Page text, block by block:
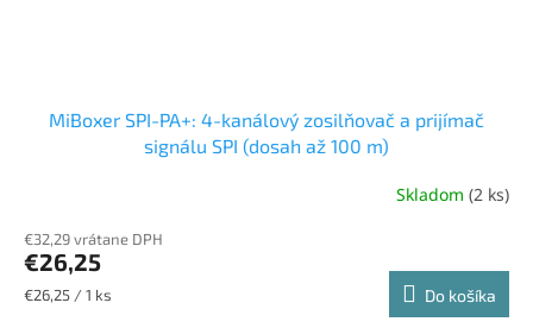
MiBoxer SPI-PA+: 4-kanálový zosilňovač a prijímač
signálu SPI (dosah až 100 m)
Skladom (2 ks)
€32,29 vrátane DPH
€26,25
Jednotková
€26,25 / 1 ks Do košíka